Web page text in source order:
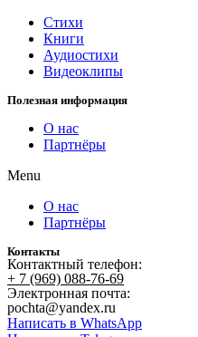
Стихи
Книги
Аудиостихи
Видеоклипы
Полезная информация
О нас
Партнёры
Menu
О нас
Партнёры
Контакты
Контактный телефон:
+ 7 (969) 088-76-69
Электронная почта:
pochta@yandex.ru
Написать в WhatsApp